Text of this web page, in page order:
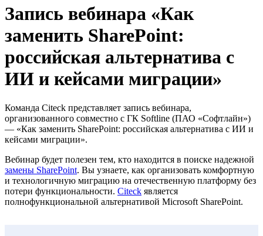
Запись вебинара «Как
заменить SharePoint:
российская альтернатива с
ИИ и кейсами миграции»
Команда Citeck представляет запись вебинара,
организованного совместно с ГК Softline (ПАО «Софтлайн»)
— «Как заменить SharePoint: российская альтернатива с ИИ и
кейсами миграции».
Вебинар будет полезен тем, кто находится в поиске надежной
замены SharePoint. Вы узнаете, как организовать комфортную
и технологичную миграцию на отечественную платформу без
потери функциональности. Citeck является
полнофункциональной альтернативой Microsoft SharePoint.